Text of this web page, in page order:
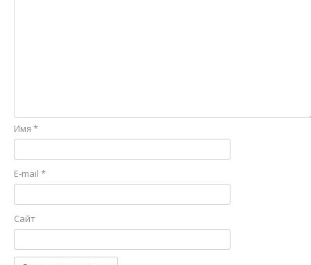
Имя *
E-mail *
Сайт